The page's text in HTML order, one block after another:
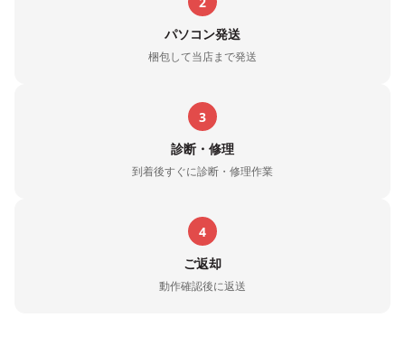
パソコン発送
梱包して当店まで発送
3
診断・修理
到着後すぐに診断・修理作業
4
ご返却
動作確認後に返送